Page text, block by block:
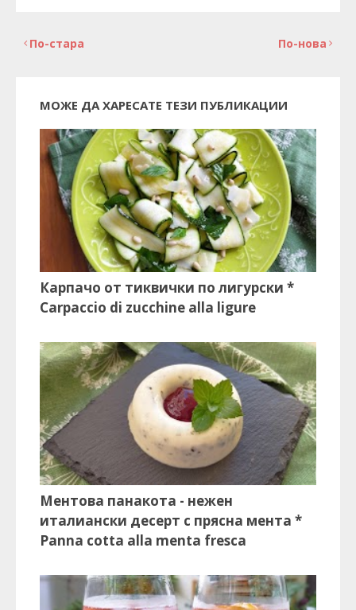
По-нова
По-стара
МОЖЕ ДА ХАРЕСАТЕ ТЕЗИ ПУБЛИКАЦИИ
Карпачо от тиквички по лигурски *
Carpaccio di zucchine alla ligure
Ментова панакота - нежен
италиански десерт с прясна мента *
Panna cotta alla menta fresca